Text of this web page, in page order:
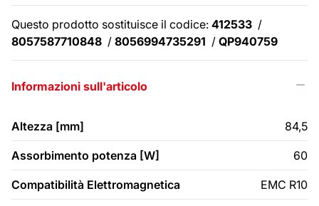
Questo prodotto sostituisce il codice: 412533 /
8057587710848 / 8056994735291 / QP940759
Informazioni sull'articolo
Altezza [mm] 84,5
Assorbimento potenza [W] 60
Compatibilità Elettromagnetica EMC R10